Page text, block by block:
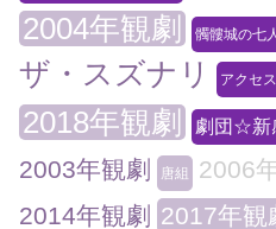
2004年観劇
髑髏城の七
ザ・スズナリ
アクセ
2018年観劇 劇団☆新
2003年観劇
唐組 2006
2014年観劇 2017年観